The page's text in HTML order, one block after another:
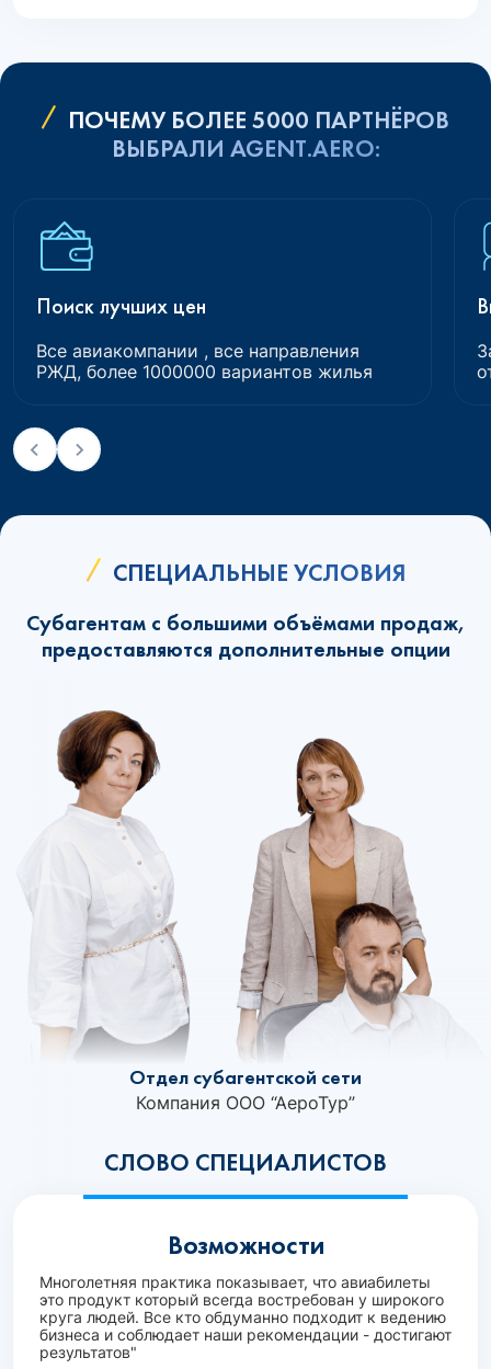
ПОЧЕМУ БОЛЕЕ 5000 ПАРТНЁРОВ
ВЫБРАЛИ AGENT.AERO:
Поиск лучших цен
Все авиакомпании , все направления
РЖД, более 1000000 вариантов жилья
СПЕЦИАЛЬНЫЕ УСЛОВИЯ
Субагентам с большими объёмами продаж,
предоставляются дополнительные опции
СЛОВО СПЕЦИАЛИСТОВ
Отдел субагентской сети
Компания ООО “АероТур”
Возможности
Многолетняя практика показывает, что авиабилеты
это продукт который всегда востребован у широкого
круга людей. Все кто обдуманно подходит к ведению
бизнеса и соблюдает наши рекомендации - достигают
результатов"